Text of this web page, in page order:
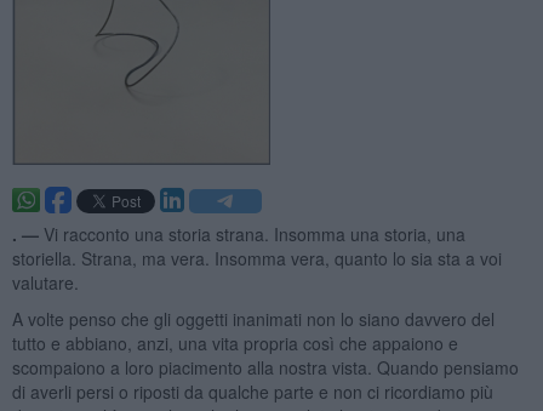
. — Vi racconto una storia strana. Insomma una storia, una
storiella. Strana, ma vera. Insomma vera, quanto lo sia sta a voi
valutare.
A volte penso che gli oggetti inanimati non lo siano davvero del
tutto e abbiano, anzi, una vita propria così che appaiono e
scompaiono a loro piacimento alla nostra vista. Quando pensiamo
di averli persi o riposti da qualche parte e non ci ricordiamo più